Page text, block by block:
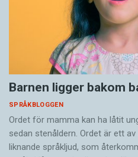
Barnen ligger bakom
SPRÅKBLOGGEN
Ordet för mamma kan ha låtit
sedan stenåldern. Ordet är ett
liknande språkljud, som